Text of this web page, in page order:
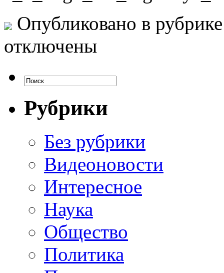
Опубликовано в
отключены
Рубрики
Без рубрики
Видеоновости
Интересное
Наука
Общество
Политика